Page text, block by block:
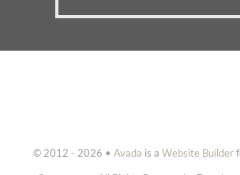
© 2012 - 2026 • Avada is a Website Builder